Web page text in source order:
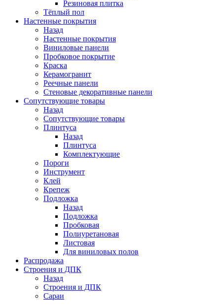
Резиновая плитка
Тёплый пол
Настенные покрытия
Назад
Настенные покрытия
Виниловые панели
Пробковое покрытие
Краска
Керамогранит
Реечные панели
Стеновые декоративные панели
Сопутствующие товары
Назад
Сопутствующие товары
Плинтуса
Назад
Плинтуса
Комплектующие
Пороги
Инструмент
Клей
Крепеж
Подложка
Назад
Подложка
Пробковая
Полиуретановая
Листовая
Для виниловых полов
Распродажа
Строения и ДПК
Назад
Строения и ДПК
Сараи